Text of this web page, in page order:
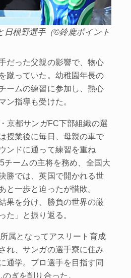
日根野選手（©鈴鹿ポイント
だった父親の影響で、物心
蹴っていた。幼稚園年長の
ームの練習に参加し、熱心
ン指導も受けた。
京都サンガFC下部組織の選
授業後に毎日、母親の車で
ンドに通って練習を重ね
チームの主将を務め、全国大
勝では、英国で開かれる世
と一歩と迫ったが惜敗。
果を分け、勝負の世界の厳
た」と振り返る。
属となってアスリート育成
れ、サンガの選手寮に住み
通学。プロ選手を目指す同
ぎを削り合った。